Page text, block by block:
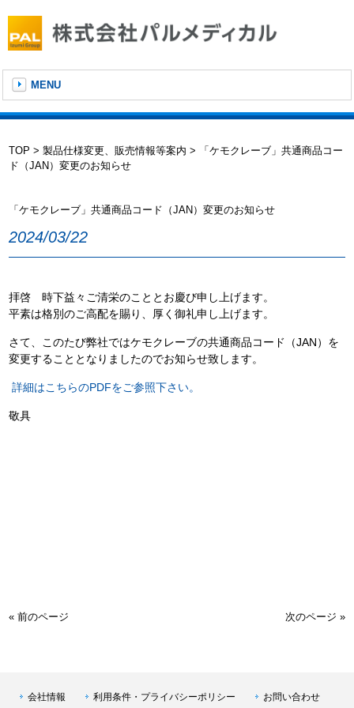
MENU
TOP >製品仕様変更、販売情報等案内 > 「ケモクレーブ」共通商品コー
ド（JAN）変更のお知らせ
「ケモクレーブ」共通商品コード（JAN）変更のお知らせ
2024/03/22
拝啓 時下益々ご清栄のこととお慶び申し上げます。
平素は格別のご高配を賜り、厚く御礼申し上げます。
さて、このたび弊社ではケモクレーブの共通商品コード（JAN）を
変更することとなりましたのでお知らせ致します。
詳細はこちらのPDFをご参照下さい。
敬具
« 前のページ 次のページ »
会社情報 利用条件・プライバシーポリシー お問い合わせ